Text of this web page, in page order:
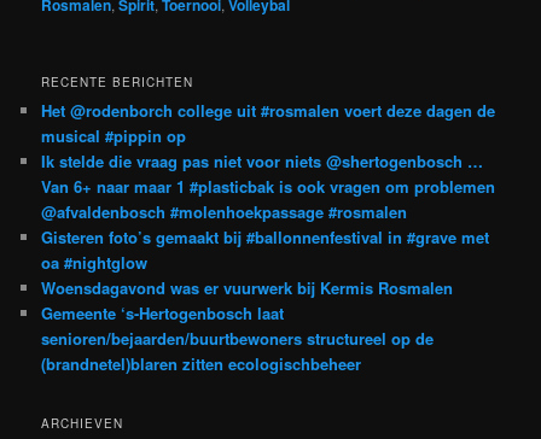
RECENTE BERICHTEN
Het @rodenborch college uit #rosmalen voert deze dagen de
musical #pippin op
Ik stelde die vraag pas niet voor niets @shertogenbosch …
Van 6+ naar maar 1 #plasticbak is ook vragen om problemen
@afvaldenbosch #molenhoekpassage #rosmalen
Gisteren foto’s gemaakt bij #ballonnenfestival in #grave met
oa #nightglow
Woensdagavond was er vuurwerk bij Kermis Rosmalen
Gemeente ‘s-Hertogenbosch laat
senioren/bejaarden/buurtbewoners structureel op de
(brandnetel)blaren zitten ecologischbeheer
ARCHIEVEN